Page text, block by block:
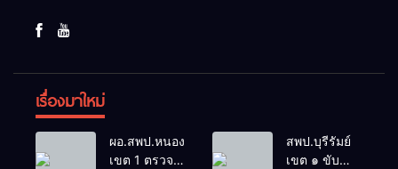
เรื่องมาใหม่
ผอ.สพป.หนองคาย
เขต 1 ตรวจ
สพป.บุรีรัมย์
เขต ๑ ขับ